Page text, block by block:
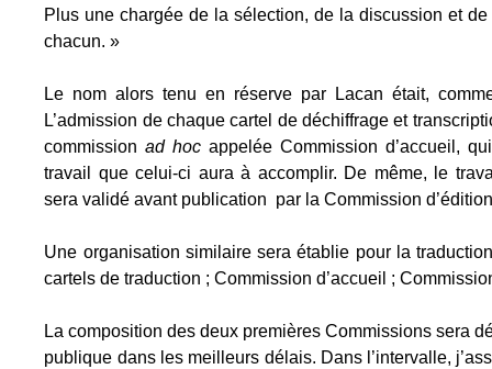
Plus une chargée de la sélection, de la discussion et
chacun. »
Le nom alors tenu en réserve par Lacan était,
L’admission de chaque cartel de déchiffrage et
commissionad hoc appelée Commission d’accueil,
travail que celui-ci aura à accomplir. De même, le
sera validé avant publication par la Commission
Une organisation similaire sera établie pour la
cartels de traduction ; Commission d’accueil ;
La composition des deux premières Commissions sera
publique dans les meilleurs délais. Dans l’intervalle,